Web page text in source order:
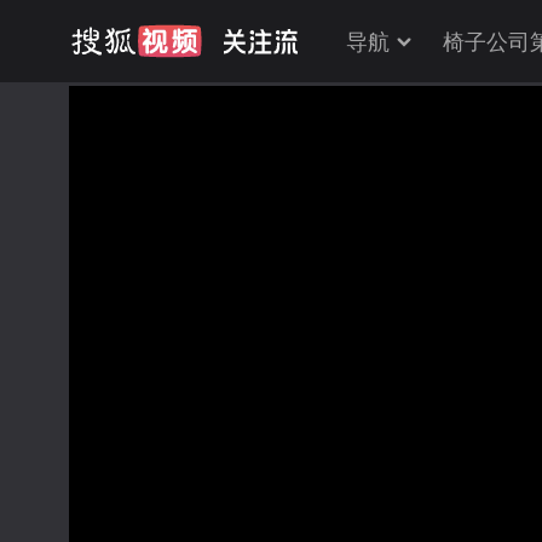
导航 椅子公司